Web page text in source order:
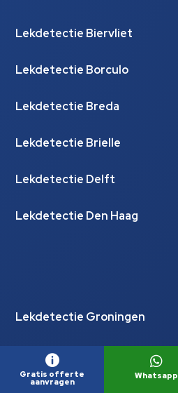
Lekdetectie Biervliet
Lekdetectie Borculo
Lekdetectie Breda
Lekdetectie Brielle
Lekdetectie Delft
Lekdetectie Den Haag
Lekdetectie Groningen
Lekdetectie Haarlem
Lekdetectie Harlingen

Gratis offerte
aanvragen

Whatsapp